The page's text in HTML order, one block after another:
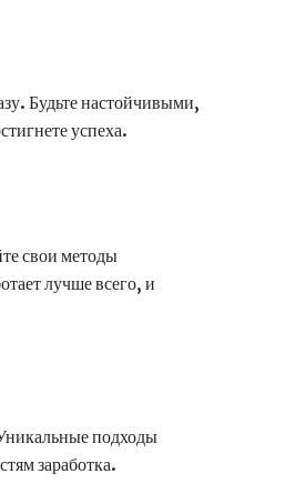
Будьте настойчивыми,
успеха.
свои методы
лучше всего, и
подходы
заработка.